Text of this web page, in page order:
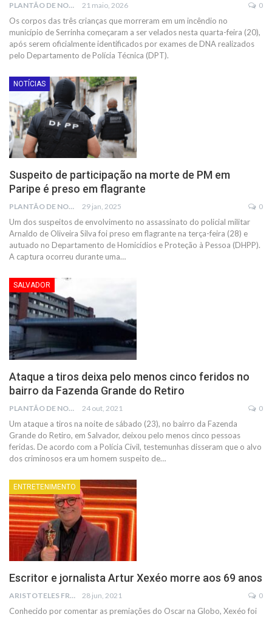
PLANTÃO DE NOTÍCIAS 21 maio, 2026 0
Os corpos das três crianças que morreram em um incêndio no
município de Serrinha começaram a ser velados nesta quarta-feira (20),
após serem oficialmente identificados por exames de DNA realizados
pelo Departamento de Polícia Técnica (DPT).
NOTÍCIAS
Suspeito de participação na morte de PM em
Paripe é preso em flagrante
PLANTÃO DE NOTÍCIAS 29 jan, 2025 0
Um dos suspeitos de envolvimento no assassinato do policial militar
Arnaldo de Oliveira Silva foi preso em flagrante na terça-feira (28) e
autuado no Departamento de Homicídios e Proteção à Pessoa (DHPP).
A captura ocorreu durante uma…
SALVADOR
Ataque a tiros deixa pelo menos cinco feridos no
bairro da Fazenda Grande do Retiro
PLANTÃO DE NOTÍCIAS 24 out, 2021 0
Um ataque a tiros na noite de sábado (23), no bairro da Fazenda
Grande do Retiro, em Salvador, deixou pelo menos cinco pessoas
feridas. De acordo com a Polícia Civil, testemunhas disseram que o alvo
dos criminosos era um homem suspeito de…
ENTRETENIMENTO
Escritor e jornalista Artur Xexéo morre aos 69 anos
ARISTOTELES FRANCO 28 jun, 2021 0
Conhecido por comentar as premiações do Oscar na Globo, Xexéo foi